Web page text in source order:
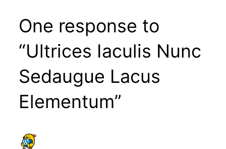
One response to
“Ultrices Iaculis Nunc
Sedaugue Lacus
Elementum”